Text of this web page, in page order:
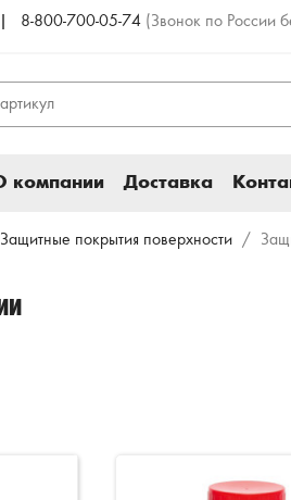
8-800-700-05-74 (Звонок по России
компании Доставка
Защитные покрытия поверхности